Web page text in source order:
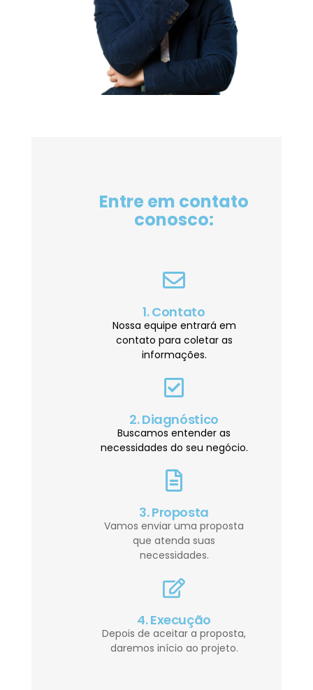
Entre em contato
conosco:
1. Contato
Nossa equipe entrará em
contato para coletar as
informações.
2. Diagnóstico
Buscamos entender as
necessidades do seu negócio.
3. Proposta
Vamos enviar uma proposta
que atenda suas
necessidades.
4. Execução
Depois de aceitar a proposta,
daremos início ao projeto.